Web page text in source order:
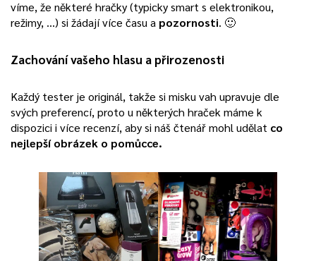
víme, že některé hračky (typicky smart s elektronikou,
režimy, …) si žádají více času a pozornosti. 🙂
Zachování vašeho hlasu a přirozenosti
Každý tester je originál, takže si misku vah upravuje dle
svých preferencí, proto u některých hraček máme k
dispozici i více recenzí, aby si náš čtenář mohl udělat co
nejlepší obrázek o pomůcce.